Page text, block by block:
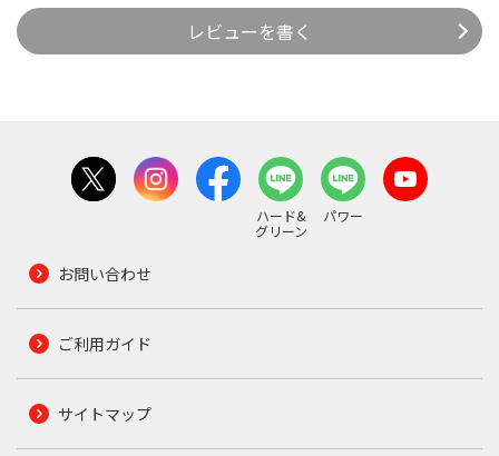
レビューを書く
ハード&
グリーン
パワー
お問い合わせ
ご利用ガイド
サイトマップ